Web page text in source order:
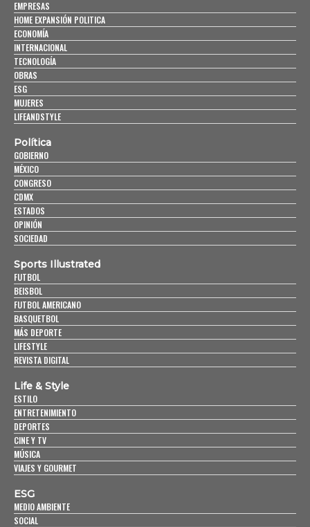
EMPRESAS
HOME EXPANSIÓN POLITICA
ECONOMÍA
INTERNACIONAL
TECNOLOGÍA
OBRAS
ESG
MUJERES
LIFEANDSTYLE
Política
GOBIERNO
MÉXICO
CONGRESO
CDMX
ESTADOS
OPINIÓN
SOCIEDAD
Sports Illustrated
FUTBOL
BEISBOL
FUTBOL AMERICANO
BASQUETBOL
MÁS DEPORTE
LIFESTYLE
REVISTA DIGITAL
Life & Style
ESTILO
ENTRETENIMIENTO
DEPORTES
CINE Y TV
MÚSICA
VIAJES Y GOURMET
ESG
MEDIO AMBIENTE
SOCIAL